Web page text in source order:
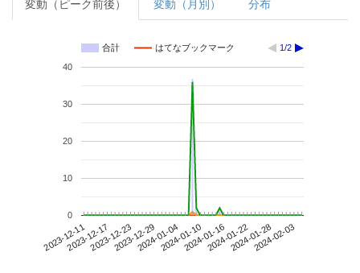
変動（ピーク前後） 変動（月別） 分布
合計 はてなブックマーク 1/2
2023-12-112023-12-172023-12-232023-12-292024-01-042024-01-102024-01-162024-01-222024-01-282024-02-03
0
10
20
30
40